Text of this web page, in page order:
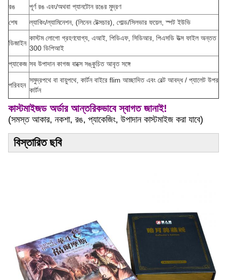
রঙ
পূর্ণ রঙ এবং/অথবা প্যানটোন রঙের মুদ্রণ
শেষ
ল্যাকিং/ল্যামিনেশন, (লিনেন টেক্সচার), গোল্ড/সিলভার ফয়েল, স্পট ইউভি
ডিজাইন
কাস্টম লোগো গ্রহণযোগ্য, এআই, পিডিএফ, সিডিআর, পিএসডি উত্স ফাইল অন্তত
300 ডিপিআই
প্যাকেজ সব উপাদান কাগজ বাক্সে সঙ্কুচিত আবৃত সঙ্গে
পরিবহন
সমুদ্রপথে বা বায়ুপথে, কার্টন বাইরে flim আচ্ছাদিত এবং বেল্ট আবদ্ধ / প্যালেট উপর
কার্টন
কাস্টমাইজড অর্ডার আন্তরিকভাবে স্বাগত জানাই!
(সমস্ত আকার, নকশা, রঙ, প্যাকেজিং, উপাদান কাস্টমাইজ করা যাবে)
বিস্তারিত ছবি